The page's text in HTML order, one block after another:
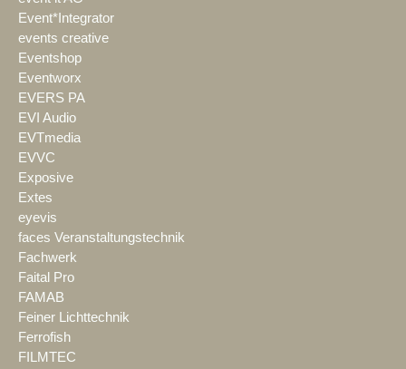
Event*Integrator
events creative
Eventshop
Eventworx
EVERS PA
EVI Audio
EVTmedia
EVVC
Exposive
Extes
eyevis
faces Veranstaltungstechnik
Fachwerk
Faital Pro
FAMAB
Feiner Lichttechnik
Ferrofish
FILMTEC